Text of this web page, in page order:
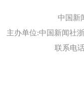
中国新
主办单位:中国新闻社
联系电